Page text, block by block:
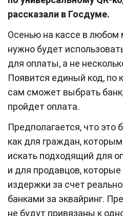
рассказали в Госдуме.
Осенью на кассе в любом
нужно будет
для оплаты, а не
Появится единый код, по
сам сможет выбрать
пройдет оплата.
Предполагается, что это
как для граждан,
искать подходящий для
и для продавцов, которые
издержки за счет
банками за эквайринг.
не будут привязаны к